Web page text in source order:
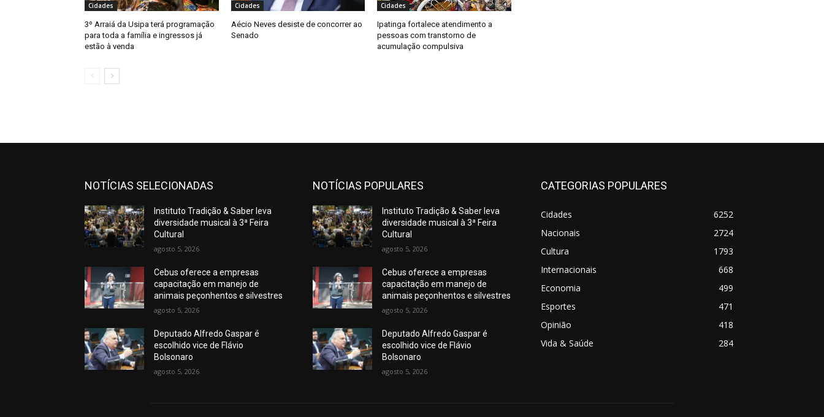
Cidades
3º Arraiá da Usipa terá programação
para toda a família e ingressos já
estão à venda
Cidades
Aécio Neves desiste de concorrer ao
Senado
Cidades
Ipatinga fortalece atendimento a
pessoas com transtorno de
acumulação compulsiva
NOTÍCIAS SELECIONADAS
Instituto Tradição & Saber leva
diversidade musical à 3ª Feira
Cultural
agosto 5, 2026
Cebus oferece a empresas
capacitação em manejo de
animais peçonhentos e silvestres
agosto 5, 2026
Deputado Alfredo Gaspar é
escolhido vice de Flávio
Bolsonaro
agosto 5, 2026
NOTÍCIAS POPULARES
Instituto Tradição & Saber leva
diversidade musical à 3ª Feira
Cultural
agosto 5, 2026
Cebus oferece a empresas
capacitação em manejo de
animais peçonhentos e silvestres
agosto 5, 2026
Deputado Alfredo Gaspar é
escolhido vice de Flávio
Bolsonaro
agosto 5, 2026
CATEGORIAS POPULARES
Cidades
6252
Nacionais
2724
Cultura
1793
Internacionais
668
Economia
499
Esportes
471
Opinião
418
Vida & Saúde
284